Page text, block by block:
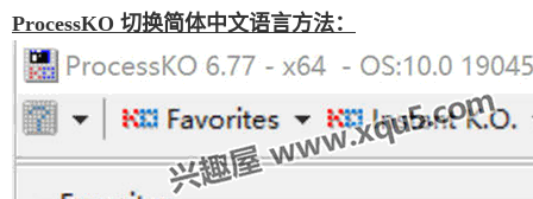
ProcessKO 切换简体中文语言方法：